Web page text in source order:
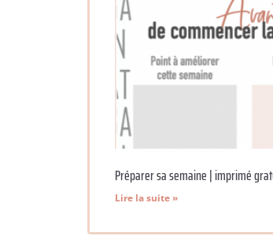
Préparer sa semaine | imprimé
Lire la suite »